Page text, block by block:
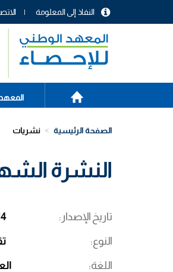
menu
header
النفاذ إلى المعلومة
Main
navigation
الرئيسية
الصفحة الرئيسية نشريات
النشرة
تاريخ الإصدار
النوع
اللغة